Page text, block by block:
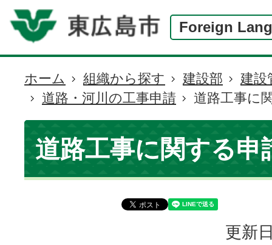
Foreign
現
在
の
位
置
ホーム 組織から探す 建設部
建設
道路・河川の工事申請
道路工事に
道路工事に関する申
更新